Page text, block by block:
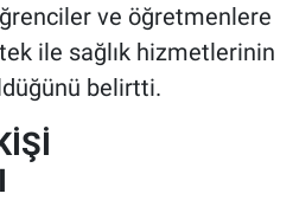
ve öğretmenlere
ile sağlık hizmetlerinin
belirtti.